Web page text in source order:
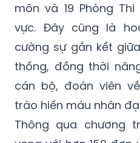
môn và 19 Phòng
vực. Đây cũng là
cường sự gắn kết
thống, đồng thời
cán bộ, đoàn viên
trào hiến máu nhân
Thông qua chương